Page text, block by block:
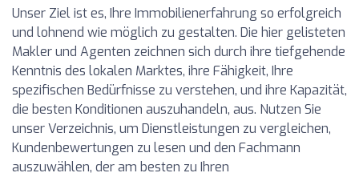
Unser Ziel ist es, Ihre Immobilienerfahrung so erfolgreich
und lohnend wie möglich zu gestalten. Die hier gelisteten
Makler und Agenten zeichnen sich durch ihre tiefgehende
Kenntnis des lokalen Marktes, ihre Fähigkeit, Ihre
spezifischen Bedürfnisse zu verstehen, und ihre Kapazität,
die besten Konditionen auszuhandeln, aus. Nutzen Sie
unser Verzeichnis, um Dienstleistungen zu vergleichen,
Kundenbewertungen zu lesen und den Fachmann
auszuwählen, der am besten zu Ihren